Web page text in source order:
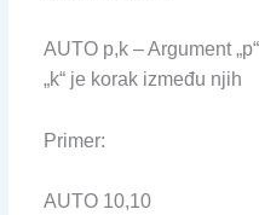
AUTO p,k – Argument
„k“ je korak između njih
Primer:
AUTO 10,10